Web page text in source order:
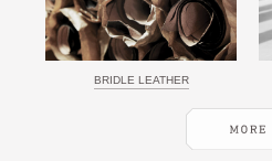
BRIDLE LEATHER